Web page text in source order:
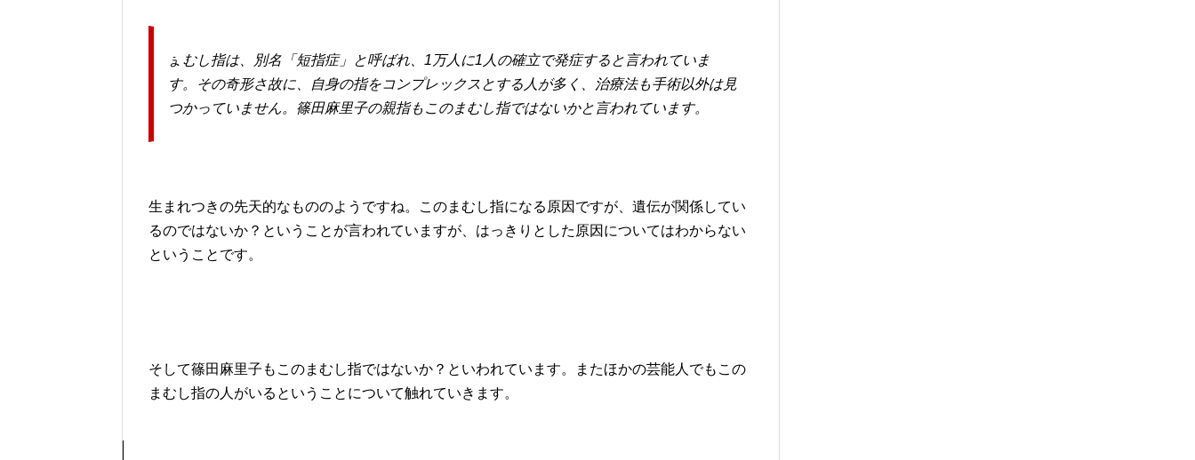
まむし指は、別名「短指症」と呼ばれ、1万人に1人の確立で発症すると言われていま
す。その奇形さ故に、自身の指をコンプレックスとする人が多く、治療法も手術以外は見
つかっていません。篠田麻里子の親指もこのまむし指ではないかと言われています。
生まれつきの先天的なもののようですね。このまむし指になる原因ですが、遺伝が関係してい
るのではないか？ということが言われていますが、はっきりとした原因についてはわからない
ということです。
そして篠田麻里子もこのまむし指ではないか？といわれています。またほかの芸能人でもこの
まむし指の人がいるということについて触れていきます。